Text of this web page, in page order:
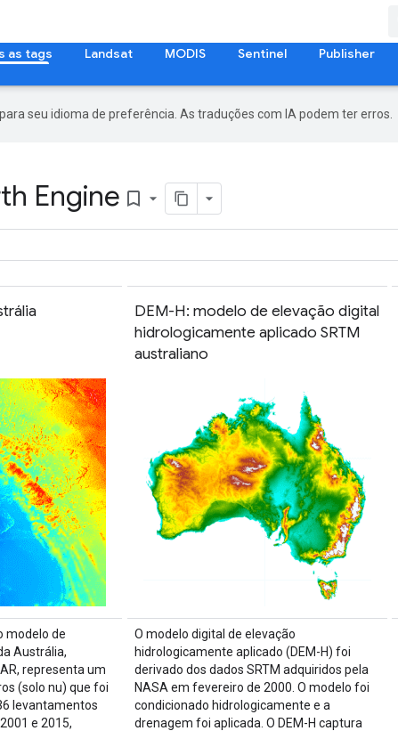
as tags Landsat MODIS Sentinel Publisher
seu idioma de preferência. As traduções com IA podem ter erros.
Engine bookmark_border
modelo de
Austrália,
representa um
(solo nu) que foi
levantamentos
e 2015,
DEM-H: modelo de elevação digital
hidrologicamente aplicado SRTM
australiano
O modelo digital de elevação
hidrologicamente aplicado (DEM-H) foi
derivado dos dados SRTM adquiridos pela
NASA em fevereiro de 2000. O modelo foi
condicionado hidrologicamente e a
drenagem foi aplicada. O DEM-H captura